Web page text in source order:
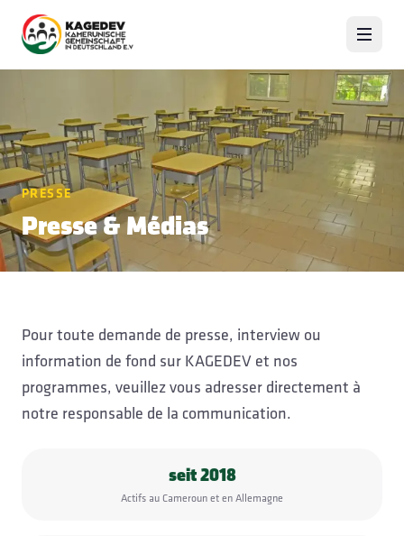
PRESSE
Presse & Médias
Pour toute demande de presse, interview ou
information de fond sur KAGEDEV et nos
programmes, veuillez vous adresser directement à
notre responsable de la communication.
seit 2018
Actifs au Cameroun et en Allemagne